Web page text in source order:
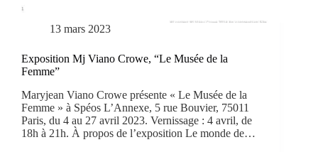
13 mars 2023
Exposition Mj Viano Crowe, “Le Musée de la
Femme”
Maryjean Viano Crowe présente « Le Musée de la
Femme » à Spéos L’Annexe, 5 rue Bouvier, 75011
Paris, du 4 au 27 avril 2023. Vernissage : 4 avril, de
18h à 21h. À propos de l’exposition Le monde de…